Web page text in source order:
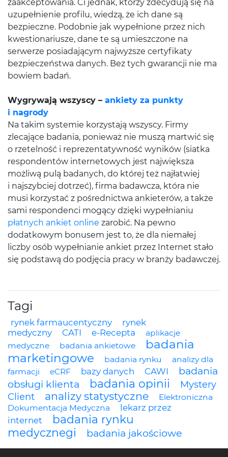
zaakceptowania. Ci jednak, którzy zdecydują się na
uzupełnienie profilu, wiedzą, że ich dane są
bezpieczne. Podobnie jak wypełnione przez nich
kwestionariusze, dane te są umieszczone na
serwerze posiadającym najwyższe certyfikaty
bezpieczeństwa danych. Bez tych gwarancji nie ma
bowiem badań.
Wygrywają wszyscy – ankiety za punkty
i nagrody
Na takim systemie korzystają wszyscy. Firmy
zlecające badania, ponieważ nie muszą martwić się
o rzetelność i reprezentatywność wyników (siatka
respondentów internetowych jest największa
możliwą pulą badanych, do której też najłatwiej
i najszybciej dotrzeć), firma badawcza, która nie
musi korzystać z pośrednictwa ankieterów, a także
sami respondenci mogący dzięki wypełnianiu
płatnych ankiet online zarobić. Na pewno
dodatkowym bonusem jest to, że dla niemałej
liczby osób wypełnianie ankiet przez Internet stało
się podstawą do podjęcia pracy w branży badawczej.
Tagi
rynek farmaucentyczny
rynek
medyczny
CATI e-Recepta
aplikacje
medyczne
badania ankietowe
badania
marketingowe
badania rynku
analizy dla
farmacji
eCRF bazy danych CAWI
badania
obsługi klienta
badania opinii
Mystery
Client
analizy statystyczne
Elektroniczna
Dokumentacja Medyczna
lekarz przez
internet
badania rynku
medycznegi
badania jakościowe